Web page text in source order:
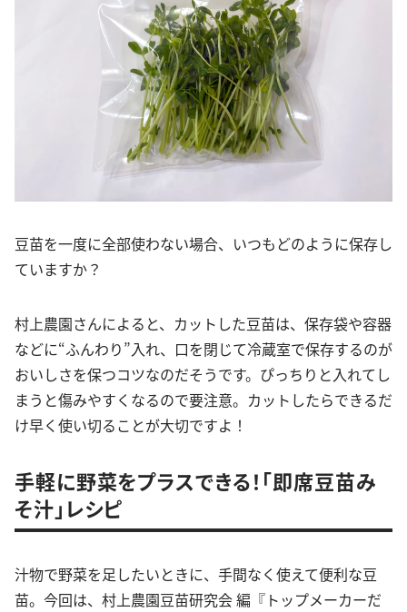
豆苗を一度に全部使わない場合、いつもどのように保存し
ていますか？
村上農園さんによると、カットした豆苗は、保存袋や容器
などに“ふんわり”入れ、口を閉じて冷蔵室で保存するのが
おいしさを保つコツなのだそうです。ぴっちりと入れてし
まうと傷みやすくなるので要注意。カットしたらできるだ
け早く使い切ることが大切ですよ！
手軽に野菜をプラスできる！「即席豆苗み
そ汁」レシピ
汁物で野菜を足したいときに、手間なく使えて便利な豆
苗。今回は、村上農園豆苗研究会 編『トップメーカーだ